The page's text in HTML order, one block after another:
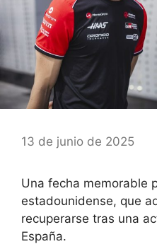
13 de junio de 2025
Una fecha memorable
estadounidense, que
recuperarse tras una
España.